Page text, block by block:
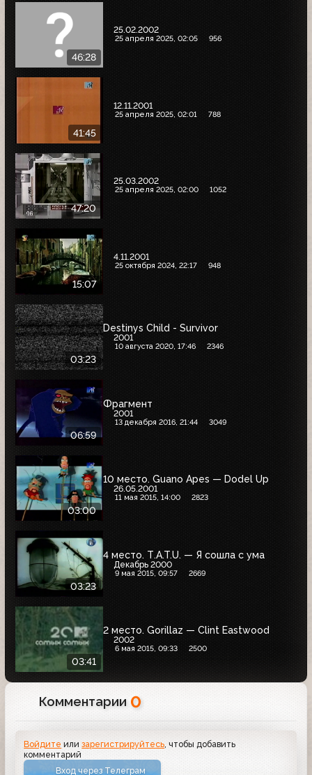
46:28
25.02.2002
25 апреля 2025, 02:05 956
41:45
12.11.2001
25 апреля 2025, 02:01 788
47:20
25.03.2002
25 апреля 2025, 02:00 1052
15:07
4.11.2001
25 октября 2024, 22:17 948
03:23
Destinys Child - Survivor
2001
10 августа 2020, 17:46 2346
06:59
Фрагмент
2001
13 декабря 2016, 21:44 3049
03:00
10 место. Guano Apes — Dodel Up
26.05.2001
11 мая 2015, 14:00 2823
03:23
4 место. Т.A.T.U. — Я сошла с ума
Декабрь 2000
9 мая 2015, 09:57 2669
03:41
2 место. Gorillaz — Clint Eastwood
2002
6 мая 2015, 09:33 2500
Комментарии 0
Войдите илизарегистрируйтесь, чтобы добавить
комментарий
Вход через Телеграм